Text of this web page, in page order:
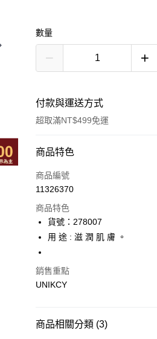
數量
付款與運送方式
超取滿NT$499免運
付款方式
icash Pay
超商取貨付款
LINE Pay
街口支付
Google Pay
商品特色
商品編號
11326370
商品特色
貨號：278007
用 途 : 滋 潤 肌 膚 。
銷售重點
UNIKCY
商品相關分類 (3)